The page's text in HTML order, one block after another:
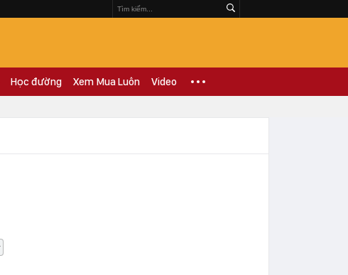
Học đường Xem Mua Luôn Video